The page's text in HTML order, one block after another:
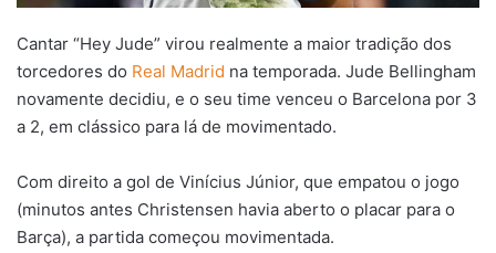
Cantar “Hey Jude” virou realmente a maior tradição dos
torcedores do Real Madrid na temporada. Jude Bellingham
novamente decidiu, e o seu time venceu o Barcelona por 3
a 2, em clássico para lá de movimentado.
Com direito a gol de Vinícius Júnior, que empatou o jogo
(minutos antes Christensen havia aberto o placar para o
Barça), a partida começou movimentada.